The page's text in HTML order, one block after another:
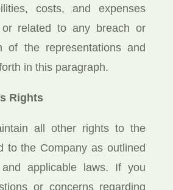
costs, and expenses
related to any breach or
of the representations and
in this paragraph.
Rights
all other rights to the
to the Company as outlined
applicable laws. If you
or concerns regarding